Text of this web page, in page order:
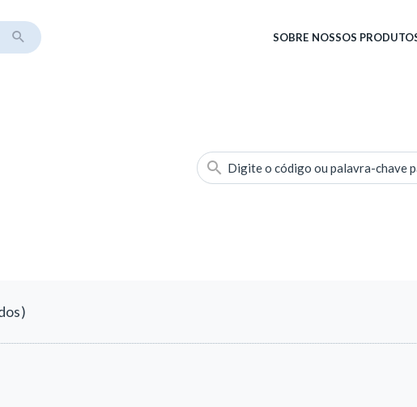
SOBRE NOSSOS
Digite o código ou palavra-chave